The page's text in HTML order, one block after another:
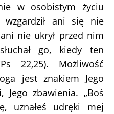
w osobistym życiu
ani się nie
nie ukrył przed nim
go, kiedy ten
22,25). Możliwość
jest znakiem Jego
Jego zbawienia. „Boś
uznałeś udręki mej